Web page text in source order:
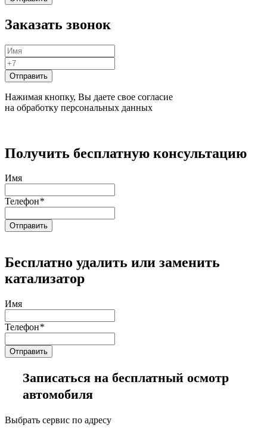
Заказать звонок
Нажимая кнопку, Вы даете свое согласие
на обработку персональных данных
Получить бесплатную консультацию
Имя
Телефон*
Бесплатно удалить или заменить
катализатор
Имя
Телефон*
Записаться на бесплатный осмотр
автомобиля
Выбрать сервис по адресу